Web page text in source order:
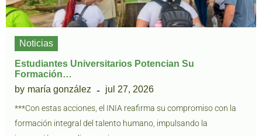
Noticias
Estudiantes Universitarios Potencian Su
Formación…
by maría gonzález jul 27, 2026
***Con estas acciones, el INIA reafirma su compromiso con la
formación integral del talento humano, impulsando la